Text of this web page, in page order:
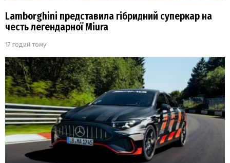
Lamborghini представила гібридний суперкар на
честь легендарної Miura
17 годин тому